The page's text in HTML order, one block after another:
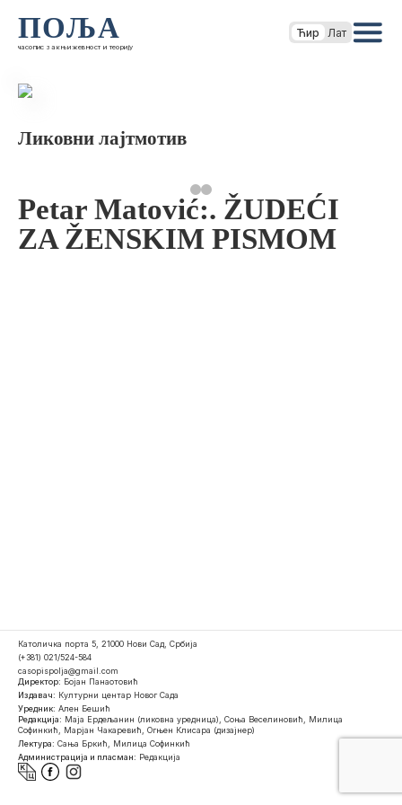
ПОЉА
часопис за књижевност и теорију
Ћир Лат
Ликовни лајтмотив
Petar Matović:. ŽUDEĆI
ZA ŽENSKIM PISMOM
Католичка порта 5, 21000 Нови Сад, Србија
(+381) 021/524-584
casopispolja@gmail.com
Директор: Бојан Панаотовић
Издавач: Културни центар Новог Сада
Уредник: Ален Бешић
Редакција: Маја Ердељанин (ликовна уредница), Соња Веселиновић, Милица
Софинкић, Марјан Чакаревић, Огњен Клисара (дизајнер)
Лектура: Сања Бркић, Милица Софинкић
Администрација и пласман: Редакција